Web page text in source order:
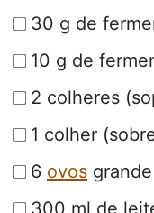
30 g de
10 g de
2 colheres
1 colher
6 ovos